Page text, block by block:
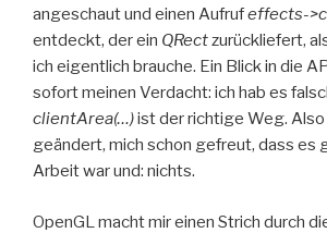
angeschaut und einen Aufrufeffects-
entdeckt, der ein QRectzurückliefert,
ich eigentlich brauche. Ein Blick in die
sofort meinen Verdacht: ich hab es
clientArea(…)ist der richtige Weg. Also
geändert, mich schon gefreut, dass es
Arbeit war und: nichts.
OpenGL macht mir einen Strich durch